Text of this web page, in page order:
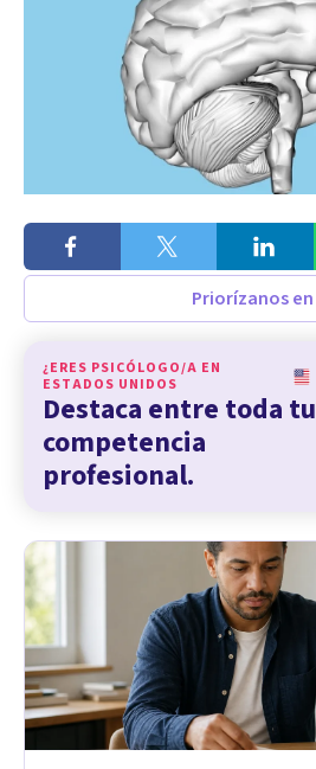
Priorízanos en
¿ERES PSICÓLOGO/A EN
ESTADOS UNIDOS
Destaca entre toda tu
competencia
profesional.